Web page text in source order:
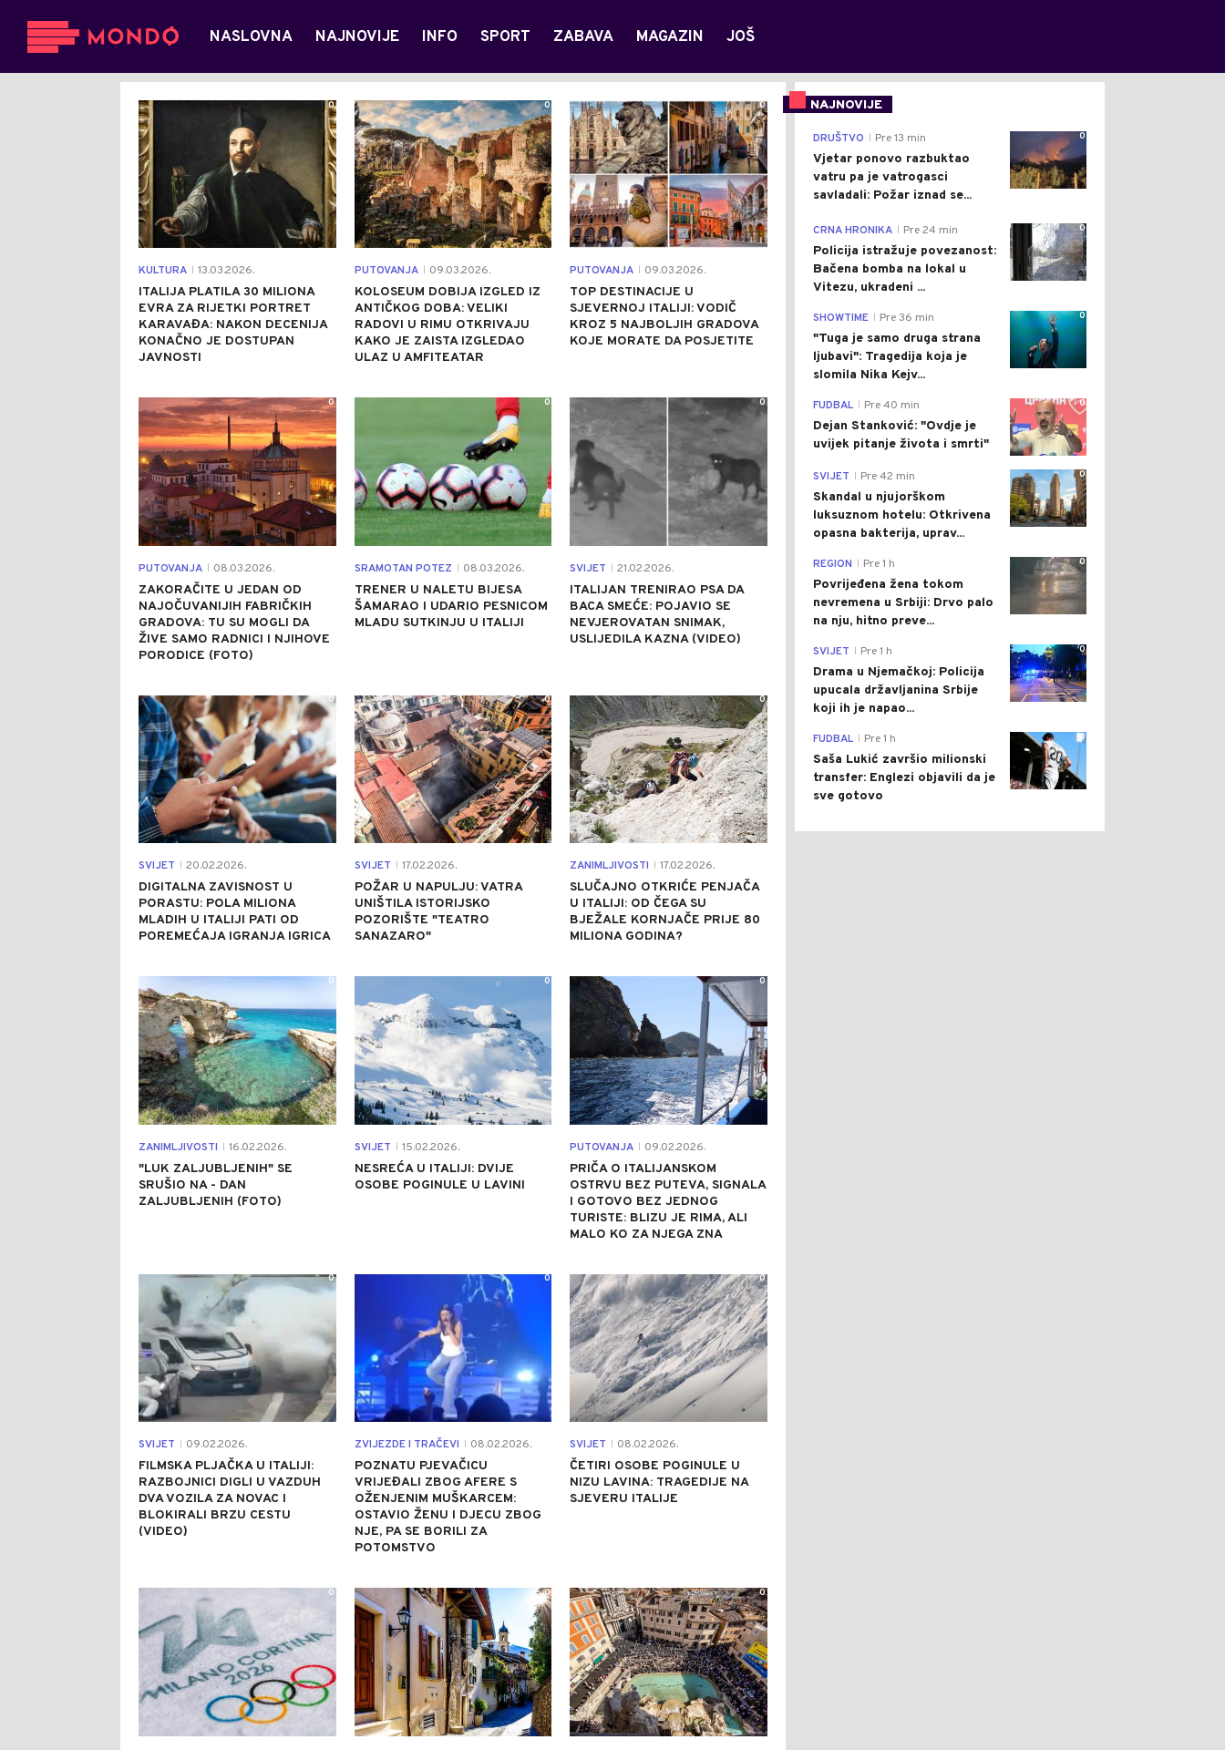
NASLOVNA NAJNOVIJE INFO SPORT ZABAVA MAGAZIN JOŠ
KULTURA 13.03.2026.
ITALIJA PLATILA 30 MILIONA
EVRA ZA RIJETKI PORTRET
KARAVAĐA: NAKON DECENIJA
KONAČNO JE DOSTUPAN
JAVNOSTI
0
PUTOVANJA 09.03.2026.
KOLOSEUM DOBIJA IZGLED IZ
ANTIČKOG DOBA: VELIKI
RADOVI U RIMU OTKRIVAJU
KAKO JE ZAISTA IZGLEDAO
ULAZ U AMFITEATAR
0
PUTOVANJA 09.03.2026.
TOP DESTINACIJE U
SJEVERNOJ ITALIJI: VODIČ
KROZ 5 NAJBOLJIH GRADOVA
KOJE MORATE DA POSJETITE
0
PUTOVANJA 08.03.2026.
ZAKORAČITE U JEDAN OD
NAJOČUVANIJIH FABRIČKIH
GRADOVA: TU SU MOGLI DA
ŽIVE SAMO RADNICI I NJIHOVE
PORODICE (FOTO)
0
SRAMOTAN POTEZ 08.03.2026.
TRENER U NALETU BIJESA
ŠAMARAO I UDARIO PESNICOM
MLADU SUTKINJU U ITALIJI
0
SVIJET 21.02.2026.
ITALIJAN TRENIRAO PSA DA
BACA SMEĆE: POJAVIO SE
NEVJEROVATAN SNIMAK,
USLIJEDILA KAZNA (VIDEO)
0
SVIJET 20.02.2026.
DIGITALNA ZAVISNOST U
PORASTU: POLA MILIONA
MLADIH U ITALIJI PATI OD
POREMEĆAJA IGRANJA IGRICA
0
SVIJET 17.02.2026.
POŽAR U NAPULJU: VATRA
UNIŠTILA ISTORIJSKO
POZORIŠTE "TEATRO
SANAZARO"
0
ZANIMLJIVOSTI 17.02.2026.
SLUČAJNO OTKRIĆE PENJAČA
U ITALIJI: OD ČEGA SU
BJEŽALE KORNJAČE PRIJE 80
MILIONA GODINA?
0
ZANIMLJIVOSTI 16.02.2026.
"LUK ZALJUBLJENIH" SE
SRUŠIO NA - DAN
ZALJUBLJENIH (FOTO)
0
SVIJET 15.02.2026.
NESREĆA U ITALIJI: DVIJE
OSOBE POGINULE U LAVINI
0
PUTOVANJA 09.02.2026.
PRIČA O ITALIJANSKOM
OSTRVU BEZ PUTEVA, SIGNALA
I GOTOVO BEZ JEDNOG
TURISTE: BLIZU JE RIMA, ALI
MALO KO ZA NJEGA ZNA
0
SVIJET 09.02.2026.
FILMSKA PLJAČKA U ITALIJI:
RAZBOJNICI DIGLI U VAZDUH
DVA VOZILA ZA NOVAC I
BLOKIRALI BRZU CESTU
(VIDEO)
0
ZVIJEZDE I TRAČEVI 08.02.2026.
POZNATU PJEVAČICU
VRIJEĐALI ZBOG AFERE S
OŽENJENIM MUŠKARCEM:
OSTAVIO ŽENU I DJECU ZBOG
NJE, PA SE BORILI ZA
POTOMSTVO
0
SVIJET 08.02.2026.
ČETIRI OSOBE POGINULE U
NIZU LAVINA: TRAGEDIJE NA
SJEVERU ITALIJE
0
0 0 0
NAJNOVIJE
0
DRUŠTVO Pre 13 min
Vjetar ponovo razbuktao
vatru pa je vatrogasci
savladali: Požar iznad se...
0
CRNA HRONIKA Pre 24 min
Policija istražuje povezanost:
Bačena bomba na lokal u
Vitezu, ukradeni ...
0
SHOWTIME Pre 36 min
"Tuga je samo druga strana
ljubavi": Tragedija koja je
slomila Nika Kejv...
0
FUDBAL Pre 40 min
Dejan Stanković: "Ovdje je
uvijek pitanje života i smrti"
0
SVIJET Pre 42 min
Skandal u njujorškom
luksuznom hotelu: Otkrivena
opasna bakterija, uprav...
0
REGION Pre 1 h
Povrijeđena žena tokom
nevremena u Srbiji: Drvo palo
na nju, hitno preve...
0
SVIJET Pre 1 h
Drama u Njemačkoj: Policija
upucala državljanina Srbije
koji ih je napao...
0
FUDBAL Pre 1 h
Saša Lukić završio milionski
transfer: Englezi objavili da je
sve gotovo